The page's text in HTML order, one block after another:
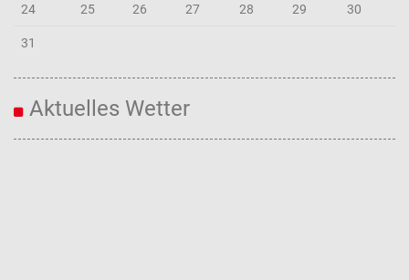
24 25 26 27 28 29 30
31
Aktuelles Wetter